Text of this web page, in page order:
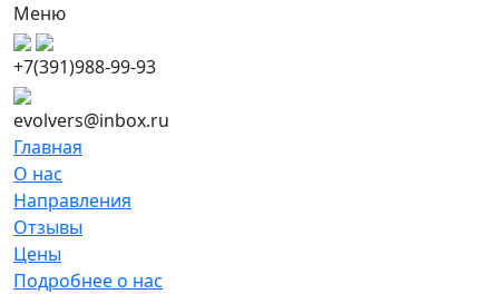
Меню
+7(391)988-99-93
evolvers@inbox.ru
Главная
О нас
Направления
Отзывы
Цены
Подробнее о нас